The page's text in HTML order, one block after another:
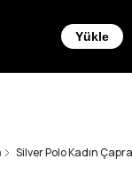
Yükle
Silver Polo Kadın